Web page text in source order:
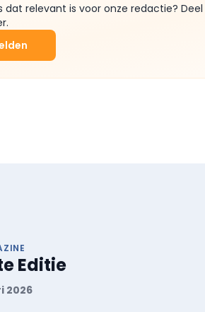
dat relevant is voor onze redactie?
Editie
2026